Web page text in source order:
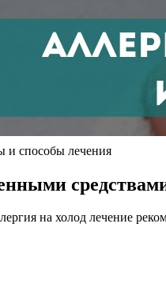
и способы лечения
на холод лечение